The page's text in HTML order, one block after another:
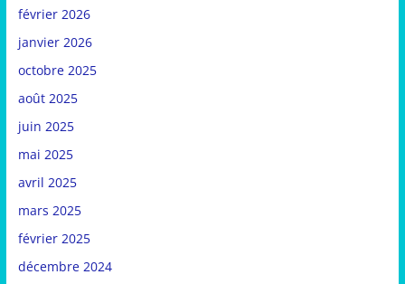
février 2026
janvier 2026
octobre 2025
août 2025
juin 2025
mai 2025
avril 2025
mars 2025
février 2025
décembre 2024